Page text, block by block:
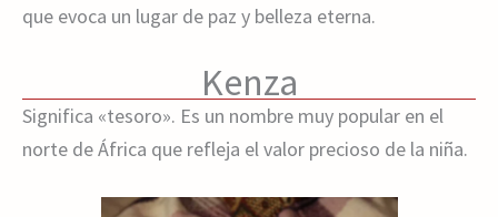
que evoca un lugar de paz y belleza eterna.
Kenza
Significa «tesoro». Es un nombre muy popular en el
norte de África que refleja el valor precioso de la niña.